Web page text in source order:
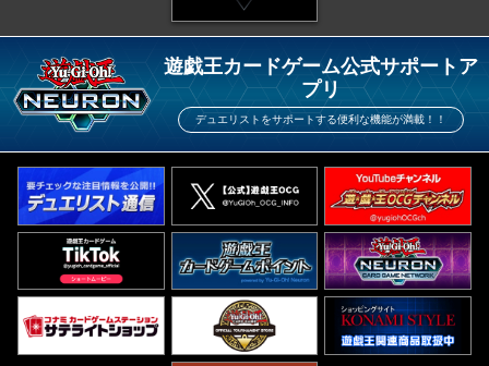
遊戯王カードゲーム公式サポートア
プリ
デュエリストをサポートする便利な機能が満載！！